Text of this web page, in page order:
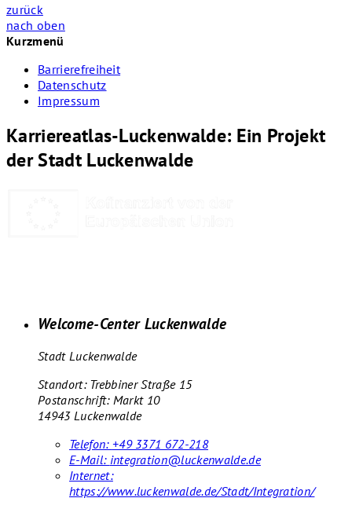
zurück
nach oben
Kurzmenü
Barrierefreiheit
Datenschutz
Impressum
Karriereatlas-Luckenwalde: Ein Projekt
der Stadt Luckenwalde
Welcome-Center Luckenwalde
Stadt Luckenwalde
Standort: Trebbiner Straße 15
Postanschrift: Markt 10
14943 Luckenwalde
Telefon: +49 3371 672-218
E-Mail: integration@luckenwalde.de
Internet:
https://www.luckenwalde.de/Stadt/Integration/